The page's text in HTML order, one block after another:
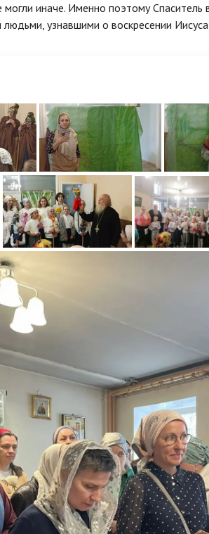
иначе. Именно поэтому Спаситель
узнавшими о воскресении